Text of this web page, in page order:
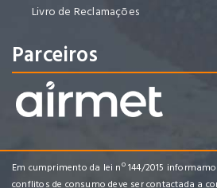
Livro de Reclamações
Parceiros
Em cumprimento da lei nº 144/2015
conflitos de consumo deve ser contactada a